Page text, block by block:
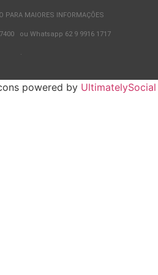
PARA MAIORES INFORMAÇÕES
ou Whatsapp 62 9 9916 1717
.
powered by UltimatelySocial